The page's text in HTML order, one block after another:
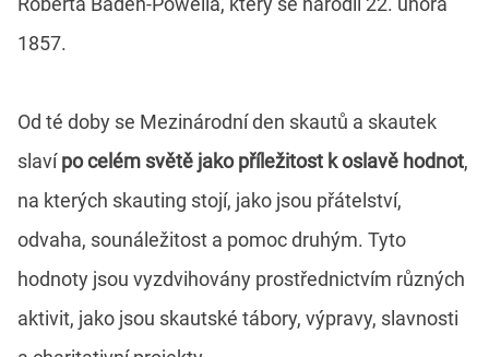
1857.
Od té doby se Mezinárodní den skautů a skautek
slavípo celém světě jako příležitost k oslavě hodnot,
na kterých skauting stojí, jako jsou přátelství,
odvaha, sounáležitost a pomoc druhým. Tyto
hodnoty jsou vyzdvihovány prostřednictvím různých
aktivit, jako jsou skautské tábory, výpravy, slavnosti